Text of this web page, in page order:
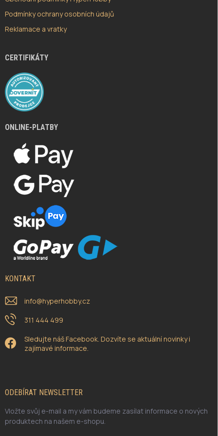
Podmínky ochrany osobních údajů
Reklamace a vratky
CERTIFIKÁTY
ONLINE-PLATBY
KONTAKT
info@hyperhobby.cz
311 444 499
Sledujte náš Facebook. Dozvíte se aktuální novinky i
zajímavé informace.
ODEBÍRAT NEWSLETTER
Vložte svůj e-mail a my vám budeme zasílat informace o nových
produktech na našem e-shopu.